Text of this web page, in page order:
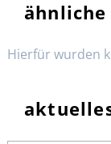
ähnliche
Hierfür wurden